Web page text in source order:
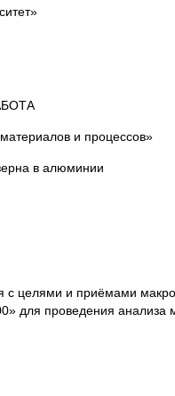
и процессов»
в алюминии
с целями и приёмами
для проведения анализа